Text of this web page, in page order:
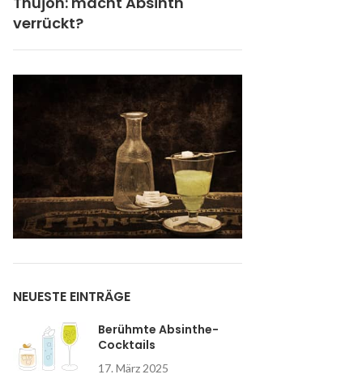
verrückt?
L'ABSINTHE
NEUESTE EINTRÄGE
Berühmte Absinthe-
Cocktails
17. März 2025